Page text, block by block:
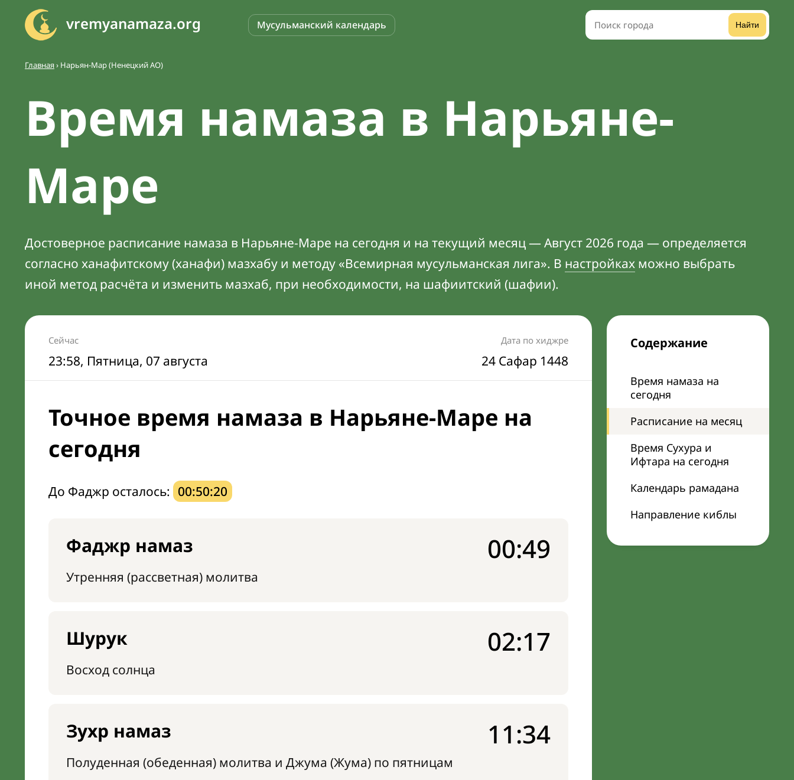
vremyanamaza.org Мусульманский календарь Найти
Главная› Нарьян-Мар (Ненецкий АО)
Время намаза в Нарьяне-
Маре
Достоверное расписание намаза в Нарьяне-Маре на сегодня и на текущий месяц — Август 2026 года — определяется
согласно ханафитскому (ханафи) мазхабу и методу «Всемирная мусульманская лига». В настройках можно выбрать
иной метод расчёта и изменить мазхаб, при необходимости, на шафиитский (шафии).
Содержание
Время намаза на
сегодня
Расписание на месяц
Время Сухура и
Ифтара на сегодня
Календарь рамадана
Направление киблы
Сейчас
23:58, Пятница, 07 августа
Дата по хиджре
24 Сафар 1448
Точное время намаза в Нарьяне-Маре на
сегодня
До Фаджр осталось: 00:50:19
Фаджр намаз
Утренняя (рассветная) молитва
00:49
Шурук
Восход солнца
02:17
Зухр намаз
Полуденная (обеденная) молитва и Джума (Жума) по пятницам
11:34